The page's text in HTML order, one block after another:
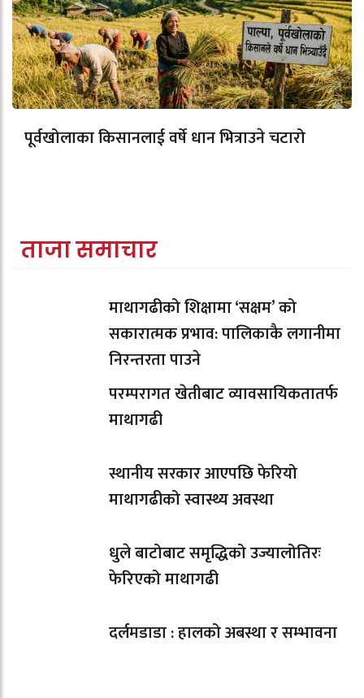
पूर्वखोलाका किसानलाई वर्षे धान भित्राउने चटारो
ताजा समाचार
माथागढीको शिक्षामा ‘सक्षम’ को
सकारात्मक प्रभाव: पालिकाकै लगानीमा
निरन्तरता पाउने
परम्परागत खेतीबाट व्यावसायिकतातर्फ
माथागढी
स्थानीय सरकार आएपछि फेरियो
माथागढीको स्वास्थ्य अवस्था
धुले बाटोबाट समृद्धिको उज्यालोतिरः
फेरिएको माथागढी
दर्लमडाडा : हालको अबस्था र सम्भावना